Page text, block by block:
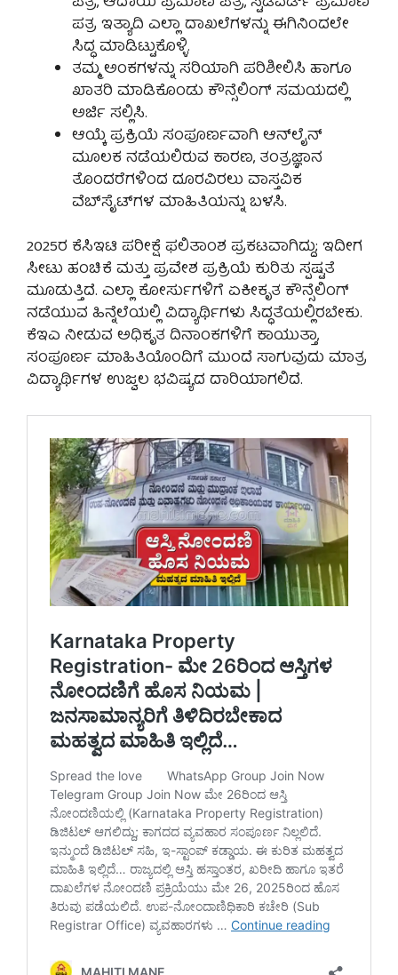
ಪತ್ರ ಇತ್ಯಾದಿ ಎಲ್ಲಾ ದಾಖಲೆಗಳನ್ನು ಈಗಿನಿಂದಲೇ
ಸಿದ್ಧ ಮಾಡಿಟ್ಟುಕೊಳ್ಳಿ.
ತಮ್ಮ ಅಂಕಗಳನ್ನು ಸರಿಯಾಗಿ ಪರಿಶೀಲಿಸಿ ಹಾಗೂ
ಖಾತರಿ ಮಾಡಿಕೊಂಡು ಕೌನ್ಸೆಲಿಂಗ್ ಸಮಯದಲ್ಲಿ
ಅರ್ಜಿ ಸಲ್ಲಿಸಿ.
ಆಯ್ಕೆ ಪ್ರಕ್ರಿಯೆ ಸಂಪೂರ್ಣವಾಗಿ ಆನ್‌ಲೈನ್
ಮೂಲಕ ನಡೆಯಲಿರುವ ಕಾರಣ, ತಂತ್ರಜ್ಞಾನ
ತೊಂದರೆಗಳಿಂದ ದೂರವಿರಲು ವಾಸ್ತವಿಕ
ವೆಬ್‌ಸೈಟ್‌ಗಳ ಮಾಹಿತಿಯನ್ನು ಬಳಸಿ.
2025ರ ಕೆಸಿಇಟಿ ಪರೀಕ್ಷೆ ಫಲಿತಾಂಶ ಪ್ರಕಟವಾಗಿದ್ದು; ಇದೀಗ
ಸೀಟು ಹಂಚಿಕೆ ಮತ್ತು ಪ್ರವೇಶ ಪ್ರಕ್ರಿಯೆ ಕುರಿತು ಸ್ಪಷ್ಟತೆ
ಮೂಡುತ್ತಿದೆ. ಎಲ್ಲಾ ಕೋರ್ಸುಗಳಿಗೆ ಏಕೀಕೃತ ಕೌನ್ಸೆಲಿಂಗ್
ನಡೆಯುವ ಹಿನ್ನೆಲೆಯಲ್ಲಿ ವಿದ್ಯಾರ್ಥಿಗಳು ಸಿದ್ಧತೆಯಲ್ಲಿರಬೇಕು.
ಕೆಇಎ ನೀಡುವ ಅಧಿಕೃತ ದಿನಾಂಕಗಳಿಗೆ ಕಾಯುತ್ತಾ,
ಸಂಪೂರ್ಣ ಮಾಹಿತಿಯೊಂದಿಗೆ ಮುಂದೆ ಸಾಗುವುದು ಮಾತ್ರ
ವಿದ್ಯಾರ್ಥಿಗಳ ಉಜ್ವಲ ಭವಿಷ್ಯದ ದಾರಿಯಾಗಲಿದೆ.